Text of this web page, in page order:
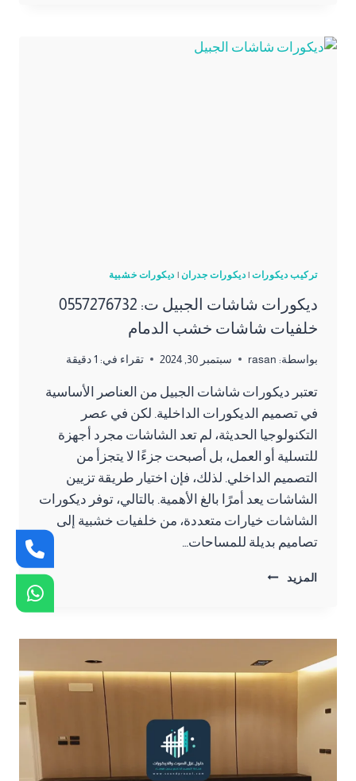
0557276732
تركيب ديكورات| ديكورات جدران | ديكورات خشبية
ديكورات شاشات الجبيل ت: 0557276732
خلفيات شاشات خشب الدمام
بواسطة: rasan سبتمبر 30, 2024 تقراء في: دقيقة
تعتبر ديكورات شاشات الجبيل من العناصر الأساسية
في تصميم الديكورات الداخلية. لكن في عصر
التكنولوجيا الحديثة، لم تعد الشاشات مجرد أجهزة
للتسلية أو العمل، بل أصبحت جزءًا لا يتجزأ من
التصميم الداخلي. لذلك، فإن اختيار طريقة تزيين
الشاشات يعد أمرًا بالغ الأهمية. بالتالي، توفر ديكورات
الشاشات خيارات متعددة، من خلفيات خشبية إلى
تصاميم بديلة للمساحات…
المزيد
ديكورات
0557276732
شاشات